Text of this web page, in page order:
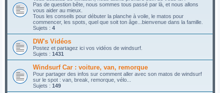
Pas de question bête, nous sommes tous passé par là, et nous allons
vous aider au mieux.
Tous les conseils pour débuter la planche à voile, le matos pour
commencer, les spots, quel que soit ton âge...bienvenue dans la famille.
Sujets : 4
DW's Vidéos
Postez et partagez ici vos vidéos de windsurf.
Sujets : 1431
Windsurf Car : voiture, van, remorque
Pour partager des infos sur comment aller avec son matos de windsurf
sur le spot : van, break, remorque, vélo...
Sujets : 149